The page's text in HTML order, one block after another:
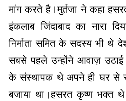
मांग करते है।मुर्तजा ने कहा
इंकलाब जिंदाबाद का नारा
निर्माता समित के सदस्य भी थे
सबसे पहले उन्होंने आवाज़
के संस्थापक थे अपने ही घर से
बजाया था।हसरत कृष्ण भक्त थे